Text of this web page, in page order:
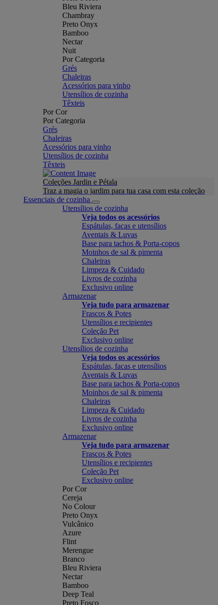
Bleu Riviera
Chambray
Preto Onyx
Bamboo
Nectar
Nuit
Por Categoria
Grés
Chaleiras
Acessórios para vinho
Utensílios de cozinha
Têxteis
Por Cor
Por Categoria
Grés
Chaleiras
Acessórios para vinho
Utensílios de cozinha
Têxteis
Coleções Jardin e Pétala
Traz a magia o jardim para tua casa com esta coleção
Essenciais de cozinha
Utensílios de cozinha
Veja todos os acessórios
Espátulas, facas e utensílios
Aventais & Luvas
Base para tachos & Porta-copos
Moinhos de sal & pimenta
Chaleiras
Limpeza & Cuidado
Livros de cozinha
Exclusivo online
Armazenar
Veja tudo para armazenar
Frascos & Potes
Utensílios e recipientes
Coleção Pet
Exclusivo online
Utensílios de cozinha
Veja todos os acessórios
Espátulas, facas e utensílios
Aventais & Luvas
Base para tachos & Porta-copos
Moinhos de sal & pimenta
Chaleiras
Limpeza & Cuidado
Livros de cozinha
Exclusivo online
Armazenar
Veja tudo para armazenar
Frascos & Potes
Utensílios e recipientes
Coleção Pet
Exclusivo online
Por Cor
Cereja
No Colour
Preto Onyx
Vulcânico
Azure
Flint
Merengue
Branco
Bleu Riviera
Nectar
Bamboo
Deep Teal
Preto Fosco